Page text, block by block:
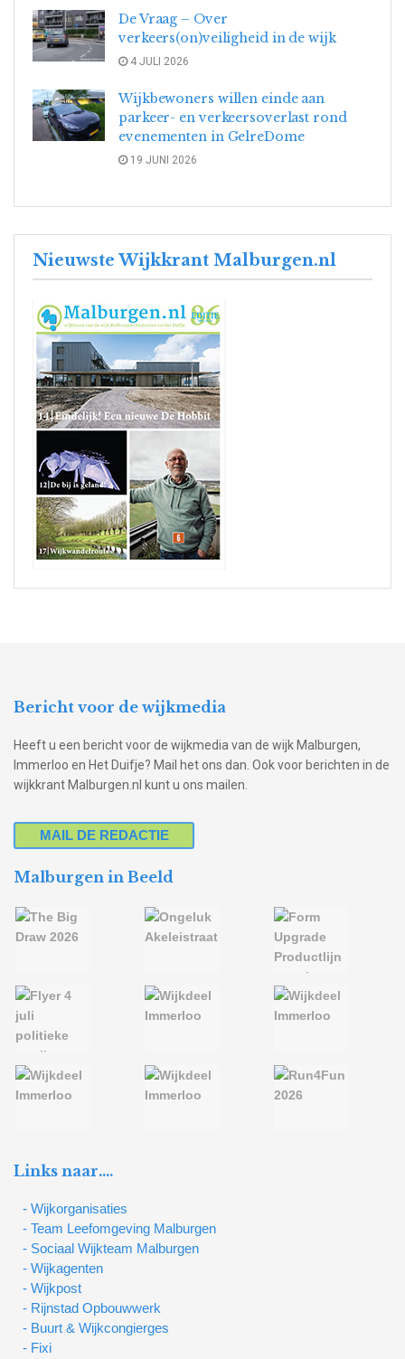
De Vraag – Over
verkeers(on)veiligheid in de wijk
4 JULI 2026
Wijkbewoners willen einde aan
parkeer- en verkeersoverlast rond
evenementen in GelreDome
19 JUNI 2026
Nieuwste Wijkkrant Malburgen.nl
Bericht voor de wijkmedia
Heeft u een bericht voor de wijkmedia van de wijk Malburgen,
Immerloo en Het Duifje? Mail het ons dan. Ook voor berichten in de
wijkkrant Malburgen.nl kunt u ons mailen.
MAIL DE REDACTIE
Malburgen in Beeld
Links naar….
- Wijkorganisaties
- Team Leefomgeving Malburgen
- Sociaal Wijkteam Malburgen
- Wijkagenten
- Wijkpost
- Rijnstad Opbouwwerk
- Buurt & Wijkcongierges
- Fixi